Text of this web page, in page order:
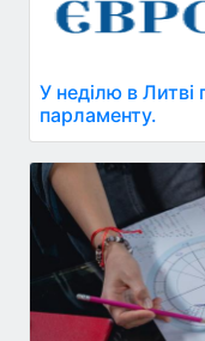
У неділю в
парламенту.